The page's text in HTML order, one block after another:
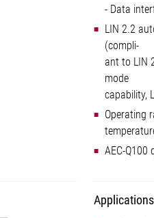
- Data
LIN 2.2
(compli-
ant to LIN
mode
capability,
Operating
AEC-Q100
Applications